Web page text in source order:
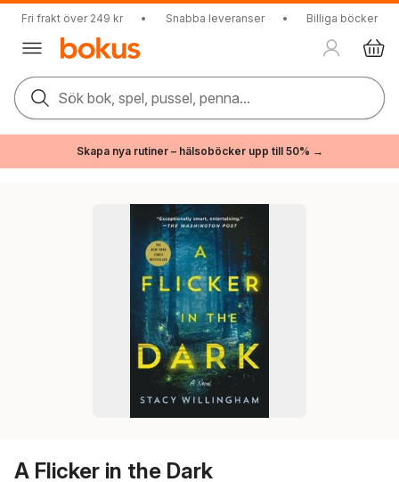
Fri frakt över 249 kr • Snabba leveranser • Billiga böcker
Sök bok, spel, pussel, penna...
Skapa nya rutiner – hälsoböcker upp till 50% →
A Flicker in the Dark